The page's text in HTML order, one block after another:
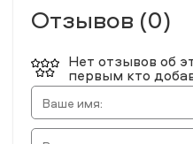
Отзывов (0)
Нет отзывов об
первым кто